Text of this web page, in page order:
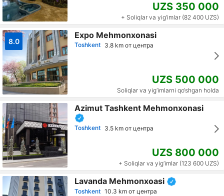
UZS 350 000
+ Soliqlar va yig‘imlar (82 400 UZS)
8.0
Expo Mehmonxonasi
Toshkent 3.8 km от центра
UZS 500 000
Soliqlar va yig‘imlarni qo‘shgan holda
Azimut Tashkent Mehmonxonasi
Toshkent 3.5 km от центра
UZS 800 000
+ Soliqlar va yig‘imlar (123 600 UZS)
Lavanda Mehmonxoasi
Toshkent 10.3 km от центра